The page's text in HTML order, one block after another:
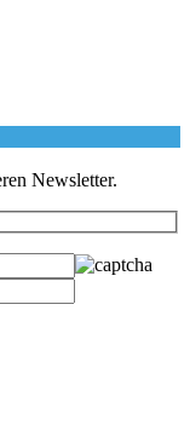
Newsletter.